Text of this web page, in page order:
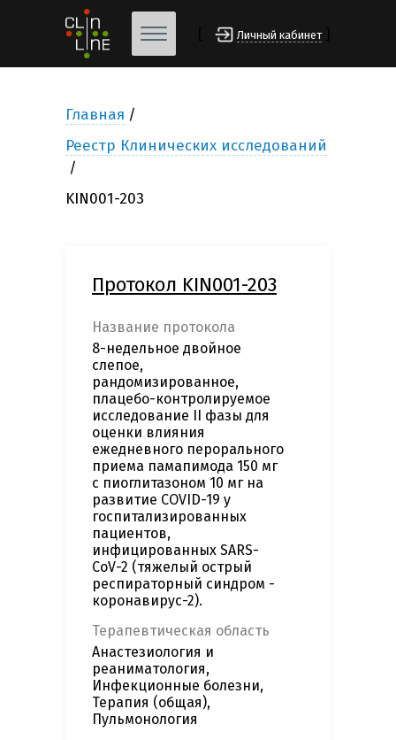
Личный кабинет
Главная
Реестр Клинических исследований
KIN001-203
Протокол KIN001-203
Название протокола
8-недельное двойное
слепое,
рандомизированное,
плацебо-контролируемое
исследование II фазы для
оценки влияния
ежедневного перорального
приема памапимода 150 мг
с пиоглитазоном 10 мг на
развитие COVID-19 у
госпитализированных
пациентов,
инфицированных SARS-
CoV-2 (тяжелый острый
респираторный синдром -
коронавирус-2).
Терапевтическая область
Анастезиология и
реаниматология,
Инфекционные болезни,
Терапия (общая),
Пульмонология